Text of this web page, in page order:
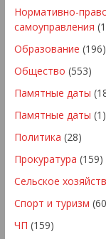
Нормативно-
самоуправления
Образование (196)
Общество (553)
Памятные даты
Памятные даты (1)
Политика (28)
Прокуратура (159)
Сельское
Спорт и туризм
ЧП (159)